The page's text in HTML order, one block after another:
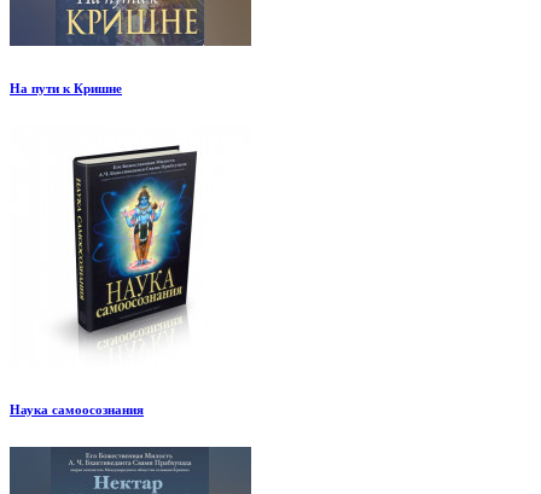
На пути к Кришне
Наука самоосознания